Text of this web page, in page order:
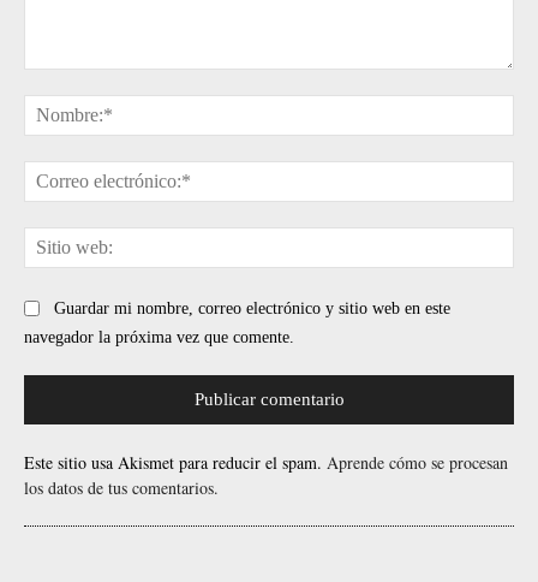
Guardar mi nombre, correo electrónico y sitio web en este
navegador la próxima vez que comente.
Este sitio usa Akismet para reducir el spam. Aprende cómo se procesan
los datos de tus comentarios.